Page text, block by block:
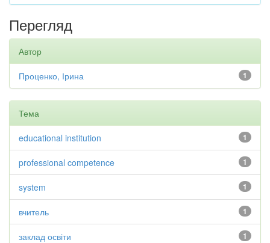
Перегляд
Автор
1
Проценко, Ірина
Тема
1
educational institution
1
professional competence
1
system
1
вчитель
1
заклад освіти